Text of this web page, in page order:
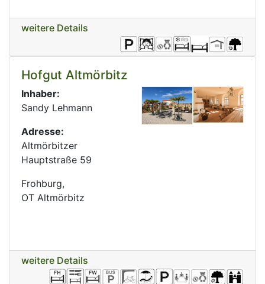
weitere Details
Hofgut Altmörbitz
Inhaber:
Sandy Lehmann
Adresse:
Altmörbitzer
Hauptstraße 59
Frohburg,
OT Altmörbitz
weitere Details